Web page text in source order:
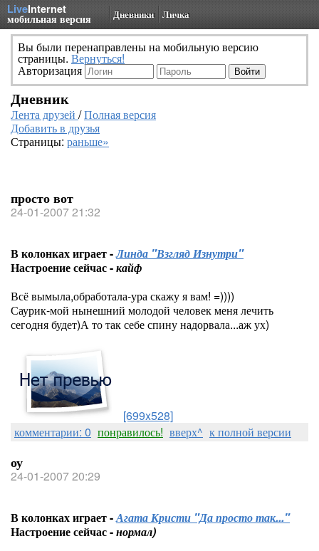
LiveInternet
мобильная версия Дневники Личка
Вы были перенаправлены на мобильную версию
страницы. Вернуться!
Авторизация
Дневник
Лента друзей /Полная версия
Добавить в друзья
Страницы: раньше»
просто вот
24-01-2007 21:32
В колонках играет -Линда "Взгляд Изнутри"
Настроение сейчас -кайф
Всё вымыла,обработала-ура скажу я вам! =))))
Саурик-мой нынешний молодой человек меня лечить
сегодня будет)А то так себе спину надорвала...аж ух)
[699x528]
комментарии: 0 понравилось! вверх^ к полной версии
оу
24-01-2007 20:29
В колонках играет -Агата Кристи "Да просто так..."
Настроение сейчас -нормал)